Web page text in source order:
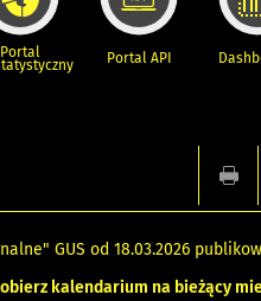
Portal Portal API
GUS od 18.03.2026
kalendarium na bieżący